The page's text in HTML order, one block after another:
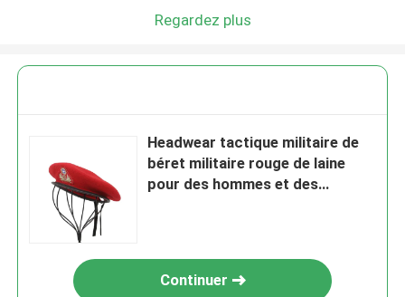
Regardez plus
Headwear tactique militaire de
béret militaire rouge de laine
pour des hommes et des
Continuer